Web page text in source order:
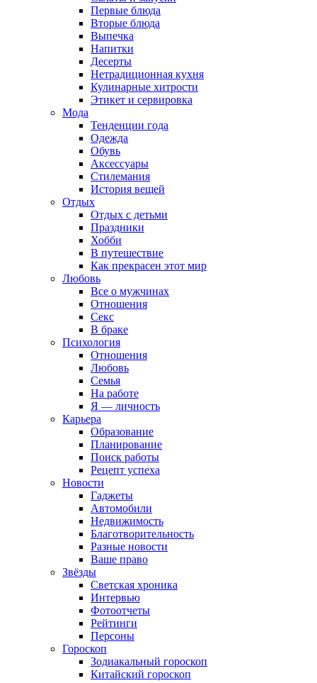
Первые блюда
Вторые блюда
Выпечка
Напитки
Десерты
Нетрадиционная кухня
Кулинарные хитрости
Этикет и сервировка
Мода
Тенденции года
Одежда
Обувь
Аксессуары
Стилемания
История вещей
Отдых
Отдых с детьми
Праздники
Хобби
В путешествие
Как прекрасен этот мир
Любовь
Все о мужчинах
Отношения
Секс
В браке
Психология
Отношения
Любовь
Семья
На работе
Я — личность
Карьера
Образование
Планирование
Поиск работы
Рецепт успеха
Новости
Гаджеты
Автомобили
Недвижимость
Благотворительность
Разные новости
Ваше право
Звёзды
Светская хроника
Интервью
Фотоотчеты
Рейтинги
Персоны
Гороскоп
Зодиакальный гороскоп
Китайский гороскоп